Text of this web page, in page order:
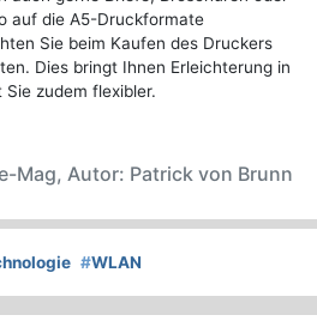
auf die A5-Druckformate
Sie beim Kaufen des Druckers
Dies bringt Ihnen Erleichterung in
zudem flexibler.
Mag, Autor: Patrick von Brunn
#WLAN